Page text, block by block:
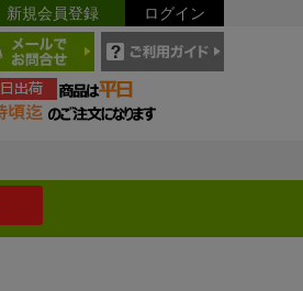
新規会員登録 ログイン